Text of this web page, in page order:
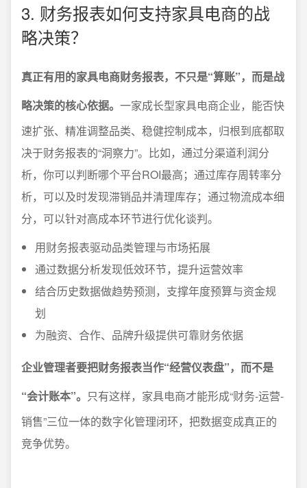
3. 财务报表如何支持家具电商的战
略决策？
真正有用的家具电商财务报表，不只是“算账”，而是战
略决策的核心依据。 一家成长型家具电商企业，能否快
速扩张、精准调整品类、稳健控制成本，归根到底都取
决于财务报表的“洞察力”。比如，通过分渠道利润分
析，你可以判断哪个平台ROI最高；通过库存周转率分
析，可以及时发现滞销品并清理库存；通过物流成本细
分，可以针对高成本环节进行优化谈判。
用财务报表驱动品类管理与市场拓展
通过数据分析发现低效环节，提升运营效率
结合历史数据做趋势预测，支撑年度预算与资金规
划
为融资、合作、品牌升级提供可靠财务依据
企业管理者要把财务报表当作“经营仪表盘”，而不是
“会计账本”。 只有这样，家具电商才能形成“财务-运营-
销售”三位一体的数字化管理闭环，把数据变成真正的
竞争优势。